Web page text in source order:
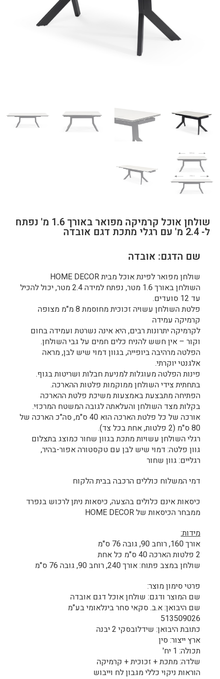
שולחן אוכל קרמיקה מפואר באורך 1.6 מ' נפתח
ל- 2.4 מ' עם רגלי מתכת דגם אובדה
שם הדגם: אובדה
שולחן מפואר לפינת אוכל מבית HOME DECOR
השולחן באורך 1.6 מטר, נפתח למידה 2.4 מטר, יכול להכיל
עד 12 סועדים.
פלטת השולחן עשויה זכוכית מחוסמת 8 מ"מ מצופה
קרמיקה עמידה
לקרמיקה יתרונות רבים, היא אינה נשרטת ועמידה בחום
וקור – אין חשש להניח כלים חמים על גבי השולחן.
הפלטה מרהיבה ביופייה, בגוון דמוי שיש לבן, מראה
אלגנטי יוקרתי.
פינות הפלטה מעוגלות למניעת חבלות ושריטות בגוף.
בתחתית צידי השולחן ממוקמות פלטות ההארכה.
הפתיחה מתבצעת באמצעות משיכת פלטת ההארכה
בקלות מצד השולחן והעלאתה לגובה המשטח המרכזי.
אורכה של כל פלטת הארכה הוא 40 ס"מ, סה"כ הארכה של
80 ס"מ (2 פלטות, אחת בכל צד).
רגלי השולחן עשויות מתכת בגוון שחור כמוצג בתצלום
גוון פלטה: דמוי שיש לבן עם טקסטורה אפור-בהיר,
רגליים: גוון שחור
דמי המשלוח כוללים הרכבה בבית הלקוח
כיסאות אינם כלולים בהצעה, כיסאות ניתן לרכוש בנפרד
ממבחר הכיסאות של HOME DECOR
מידות:
אורך 160, רוחב 90, גובה 76 ס"מ
2 פלטות הארכה 40 ס"מ כל אחת
שולחן במצב פתוח: אורך 240, רוחב 90, גובה 76 ס"מ
פרטי סימון מוצר:
שם המוצר ודגם: שולחן אוכל דגם אובדה
שם היבואן: א.ב. סקאי סחר בינלאומי בע"מ
513509026
כתובת היבואן: שידלובסקי 2 יבנה
ארץ ייצור: סין
תכולה: 1 יח'
שלדה: מתכת + זכוכית + קרמיקה
הוראות ניקוי כללי מגבון לח וייבוש